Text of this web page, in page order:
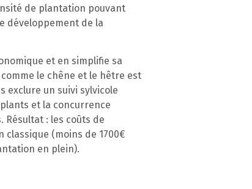
de plantation pouvant
développement de la
et en simplifie sa
le chêne et le hêtre est
exclure un suivi sylvicole
et la concurrence
: les coûts de
(moins de 1700€
en plein).